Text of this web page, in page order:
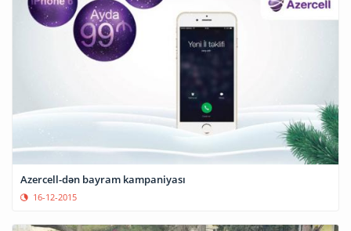
Azercell-dən bayram kampaniyası
16-12-2015